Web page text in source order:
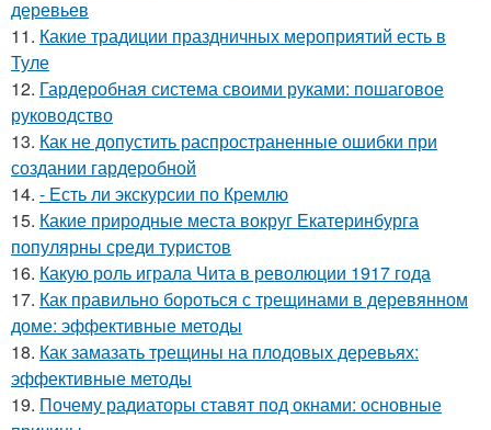
деревьев
11. Какие традиции праздничных мероприятий есть в
Туле
12. Гардеробная система своими руками: пошаговое
руководство
13. Как не допустить распространенные ошибки при
создании гардеробной
14. - Есть ли экскурсии по Кремлю
15. Какие природные места вокруг Екатеринбурга
популярны среди туристов
16. Какую роль играла Чита в революции 1917 года
17. Как правильно бороться с трещинами в деревянном
доме: эффективные методы
18. Как замазать трещины на плодовых деревьях:
эффективные методы
19. Почему радиаторы ставят под окнами: основные